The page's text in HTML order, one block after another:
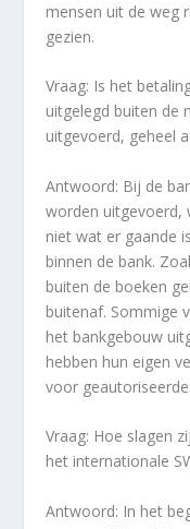
mensen uit de weg
gezien.
Vraag: Is het
uitgelegd buiten de
uitgevoerd, geheel
Antwoord: Bij de
worden uitgevoerd,
niet wat er gaande
binnen de bank.
buiten de boeken
buitenaf. Sommige
het bankgebouw
hebben hun eigen
voor
Vraag: Hoe slagen
het internationale
Antwoord: In het